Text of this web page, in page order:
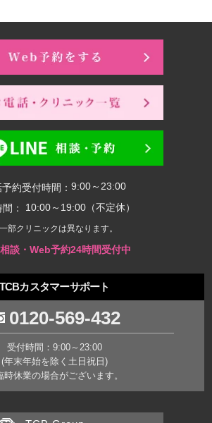
約受付時間： 9:00～23:00
：
10:00～19:00（不定休）
部クリニックは異なります。
談・Web予約24時間受付中
TCBカスタマーサポート
0120-569-432
受付時間：9:00～23:00
(年末年始を除く土日祝日)
休業の場合がございます。